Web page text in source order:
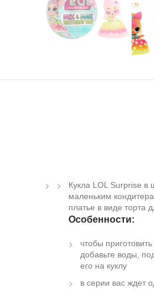
Кукла LOL Surprise
маленьким
платье в виде торта
Особенности:
чтобы
добавьте воды,
его на куклу
в серии вас ждет